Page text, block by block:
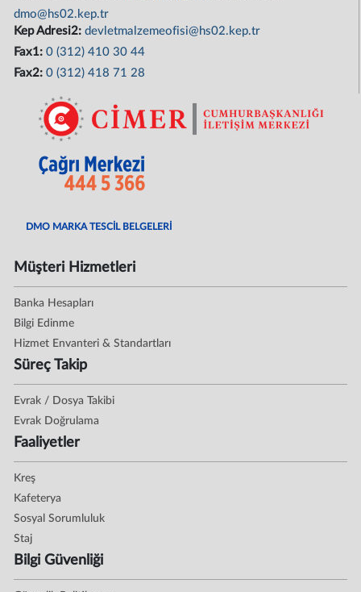
dmo@hs02.kep.tr
Kep Adresi2:devletmalzemeofisi@hs02.kep.tr
Fax1:0 (312) 410 30 44
Fax2:0 (312) 418 71 28
DMO MARKA TESCİL BELGELERİ
Müşteri Hizmetleri
Banka Hesapları
Bilgi Edinme
Hizmet Envanteri & Standartları
Süreç Takip
Evrak / Dosya Takibi
Evrak Doğrulama
Faaliyetler
Kreş
Kafeterya
Sosyal Sorumluluk
Staj
Bilgi Güvenliği